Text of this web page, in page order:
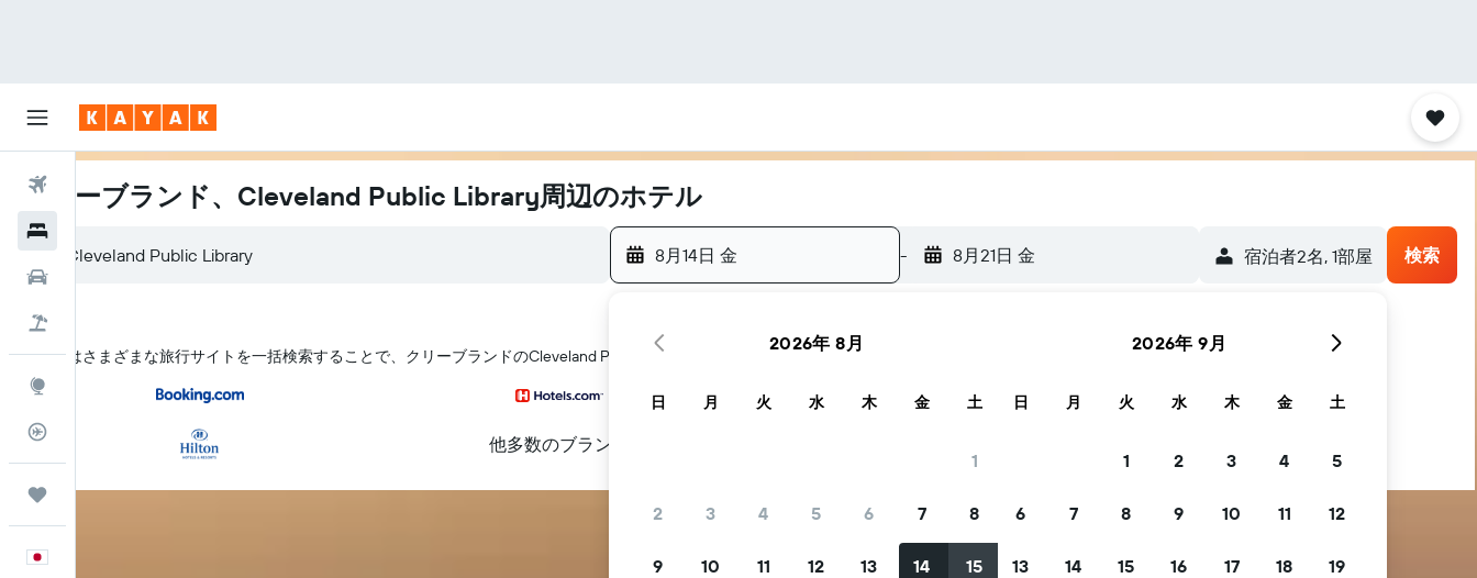
航空券
フライトトラッカー
Trips
クリーブランド、Cleveland Public Library周辺のホテル
8月14日 金 - 8月21日 金 宿泊者2名, 1​部屋 検索
KAYAK はさまざまな旅行サイトを一括検索することで、クリーブランド​のCleveland Public Library​周辺にあるホテル探しをお手伝いします
他多数のブランド
2026年 8月
日 月 火 水 木 金 土
1
2 3 4 5 6 7 8
9 10 11 12 13 14 15
2026年 9月
日 月 火 水 木 金 土
1 2 3 4 5
6 7 8 9 10 11 12
13 14 15 16 17 18 19